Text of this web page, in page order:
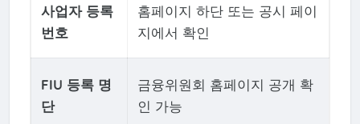
사업자 등록
번호
홈페이지 하단 또는 공시 페이
지에서 확인
FIU 등록 명
단
금융위원회 홈페이지 공개 확
인 가능